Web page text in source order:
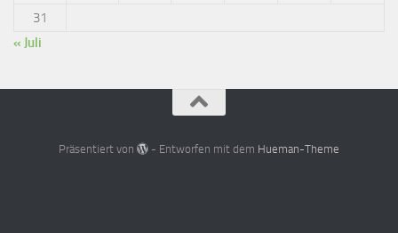
31
« Juli
Präsentiert von - Entworfen mit dem Hueman-Theme